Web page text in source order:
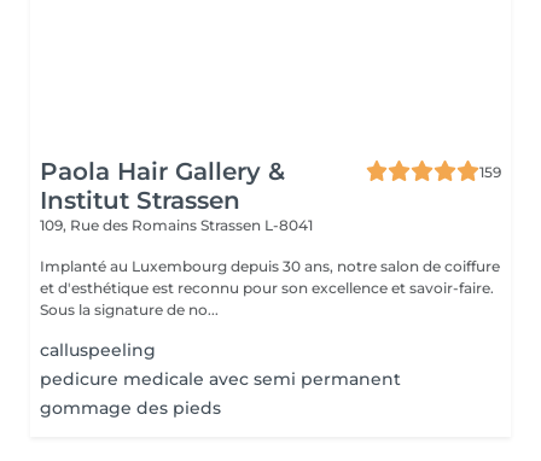
Paola Hair Gallery &
Institut Strassen
159
109, Rue des Romains Strassen L-8041
Implanté au Luxembourg depuis 30 ans, notre salon de coiffure
et d'esthétique est reconnu pour son excellence et savoir-faire.
Sous la signature de no...
calluspeeling
pedicure medicale avec semi permanent
gommage des pieds